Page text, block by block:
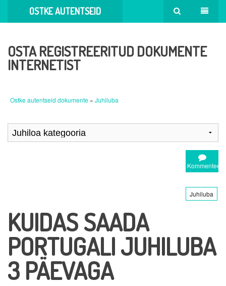
OSTKE AUTENTSEID
OSTA REGISTREERITUD DOKUMENTE
INTERNETIST
Ostke autentseid dokumente » Juhiluba
Kommenteeri
Juhiluba
KUIDAS SAADA
PORTUGALI JUHILUBA
3 PÄEVAGA